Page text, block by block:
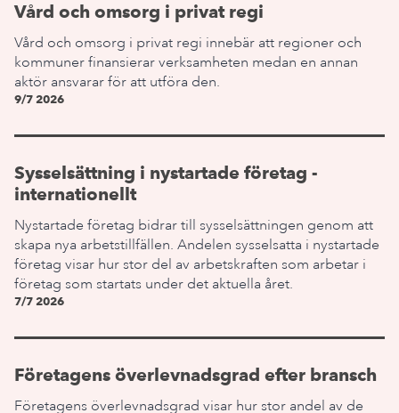
Vård och omsorg i privat regi
Vård och omsorg i privat regi innebär att regioner och
kommuner finansierar verksamheten medan en annan
aktör ansvarar för att utföra den.
9/7 2026
Sysselsättning i nystartade företag -
internationellt
Nystartade företag bidrar till sysselsättningen genom att
skapa nya arbetstillfällen. Andelen sysselsatta i nystartade
företag visar hur stor del av arbetskraften som arbetar i
företag som startats under det aktuella året.
7/7 2026
Företagens överlevnadsgrad efter bransch
Företagens överlevnadsgrad visar hur stor andel av de